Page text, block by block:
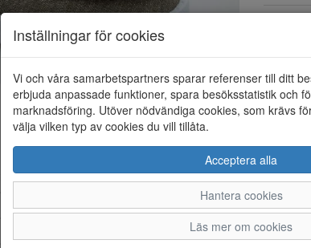
Övrigt
36 37
Inställningar för cookies
Vi och våra samarbetspartners sparar referenser till ditt
erbjuda anpassade funktioner, spara besöksstatistik och
marknadsföring. Utöver nödvändiga cookies, som krävs
välja vilken typ av cookies du vill tillåta.
Acceptera alla
Hantera cookies
Läs mer om cookies